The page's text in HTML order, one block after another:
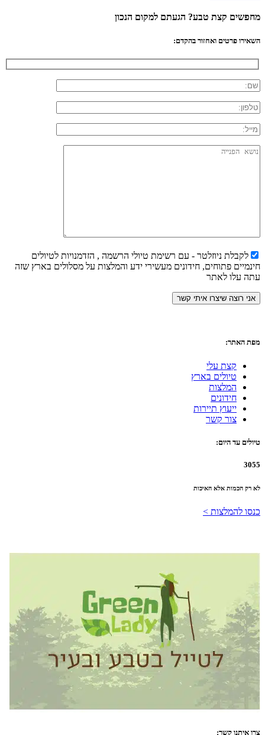
מחפשים קצת טבע? הגעתם למקום הנכון
השאירו פרטים ואחזור בהקדם:
לקבלת ניוזלטר - עם רשימת טיולי הרשמה , הזדמנויות לטיולים
חינמיים פתוחים, חידונים מעשירי ידע והמלצות על מסלולים בארץ שזה
עתה עלו לאתר
מפת האתר:
קצת עלי
טיולים בארץ
המלצות
חידונים
ייעוץ תיירות
צור קשר
טיולים עד היום:
3055
לא רק הכמות אלא האיכות
כנסו להמלצות >
צרו איתנו קשר: